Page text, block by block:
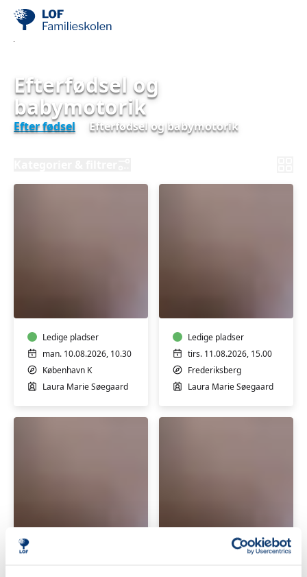
Efterfødsel og
babymotorik
Efter fødsel Efterfødsel og babymotorik
Ledige pladser
man. 10.08.2026, 10.30
København K
Laura Marie Søegaard
Ledige pladser
tirs. 11.08.2026, 15.00
Frederiksberg
Laura Marie Søegaard
og
babymotorik
og
babymotorik